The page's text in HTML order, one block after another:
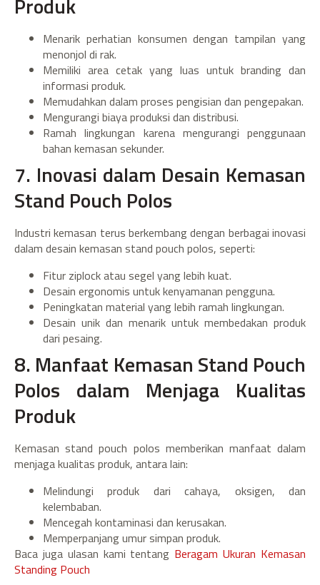
Produk
Menarik perhatian konsumen dengan tampilan yang
menonjol di rak.
Memiliki area cetak yang luas untuk branding dan
informasi produk.
Memudahkan dalam proses pengisian dan pengepakan.
Mengurangi biaya produksi dan distribusi.
Ramah lingkungan karena mengurangi penggunaan
bahan kemasan sekunder.
7. Inovasi dalam Desain Kemasan
Stand Pouch Polos
Industri kemasan terus berkembang dengan berbagai inovasi
dalam desain kemasan stand pouch polos, seperti:
Fitur ziplock atau segel yang lebih kuat.
Desain ergonomis untuk kenyamanan pengguna.
Peningkatan material yang lebih ramah lingkungan.
Desain unik dan menarik untuk membedakan produk
dari pesaing.
8. Manfaat Kemasan Stand Pouch
Polos dalam Menjaga Kualitas
Produk
Kemasan stand pouch polos memberikan manfaat dalam
menjaga kualitas produk, antara lain:
Melindungi produk dari cahaya, oksigen, dan
kelembaban.
Mencegah kontaminasi dan kerusakan.
Memperpanjang umur simpan produk.
Baca juga ulasan kami tentang Beragam Ukuran Kemasan
Standing Pouch